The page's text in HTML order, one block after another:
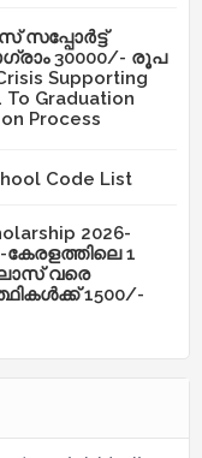
സപ്പോർട്ട്
30000/- രൂപ
Supporting
To Graduation
Process
Code List
2026-
കേരളത്തിലെ 1
വരെ
1500/-